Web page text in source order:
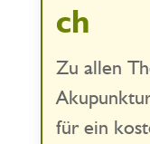
ch
Zu allen
für ein